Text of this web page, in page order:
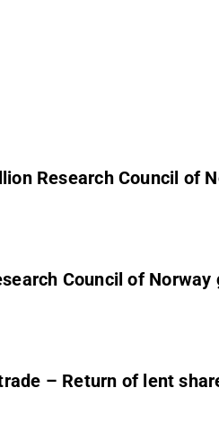
Research Council of
Council of Norway
– Return of lent